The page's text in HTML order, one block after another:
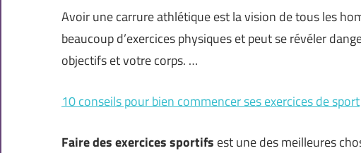
Avoir une carrure athlétique est la vision de tous les
beaucoup d’exercices physiques et peut se révéler
objectifs et votre corps. …
10 conseils pour bien commencer ses exercices de sport
Faire des exercices sportifs est une des meilleures